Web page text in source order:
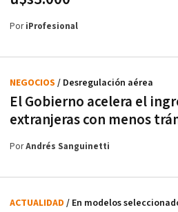
PoriProfesional
El Gobierno acelera el
extranjeras con menos
NEGOCIOS / Desregulación aérea
PorAndrés Sanguinetti
ACTUALIDAD / En modelos